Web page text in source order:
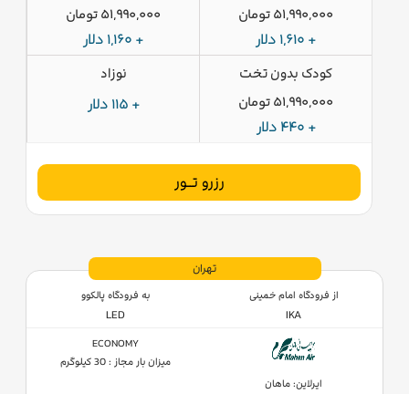
51,990,000 تومان
+ 1,610 دلار
51,990,000 تومان
+ 1,160 دلار
کودک بدون تخت
51,990,000 تومان
+ 440 دلار
نوزاد
+ 115 دلار
رزرو تــور
تهران
از فرودگاه امام خمینی
IKA
به فرودگاه پالکوو
LED
ایرلاین: ماهان
ECONOMY
میزان بار مجاز : 30 کیلوگرم